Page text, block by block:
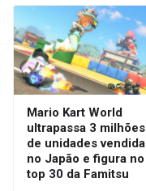
Mario Kart World
ultrapassa 3 milhões
de unidades
no Japão e figura no
top 30 da Famitsu